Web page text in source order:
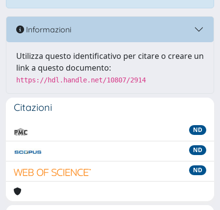
Informazioni
Utilizza questo identificativo per citare o creare un
link a questo documento:
https://hdl.handle.net/10807/2914
Citazioni
ND
ND
ND